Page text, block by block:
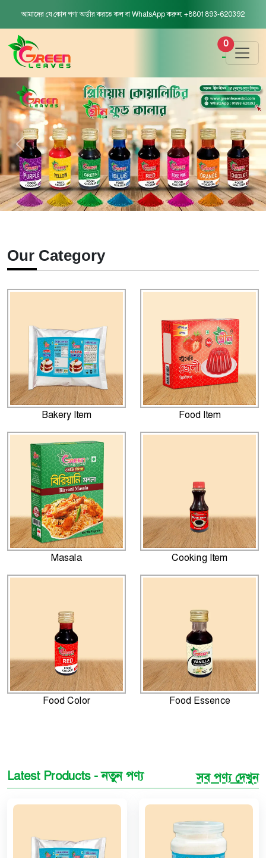
আমাদের যে কোন পণ্য অর্ডার করতে কল বা WhatsApp করুন: +8801893-620392
0
Our Category
Bakery Item Food Item
Masala Cooking Item
Food Color Food Essence
Latest Products - নতুন পণ্য সব পণ্য দেখুন